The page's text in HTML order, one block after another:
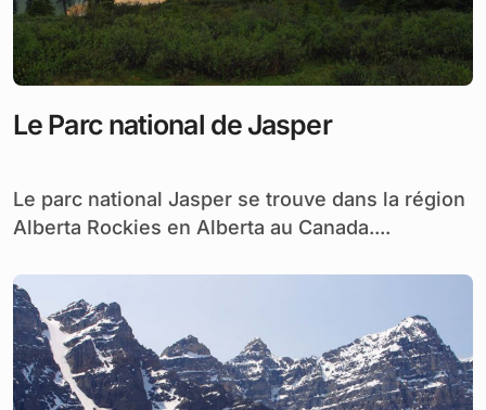
Le Parc national de Jasper
Le parc national Jasper se trouve dans la région
Alberta Rockies en Alberta au Canada....